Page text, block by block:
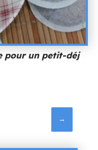
pour un petit-déj